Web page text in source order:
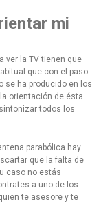
mi
ver la TV tienen que
que con el paso
se ha producido en los
orientación de ésta
todos los
parabólica hay
que la falta de
caso no estás
a uno de los
te asesore y te